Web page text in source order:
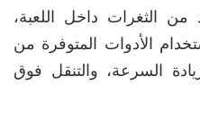
من الثغرات داخل اللعبة،
الأدوات المتوفرة من
السرعة، والتنقل فوق